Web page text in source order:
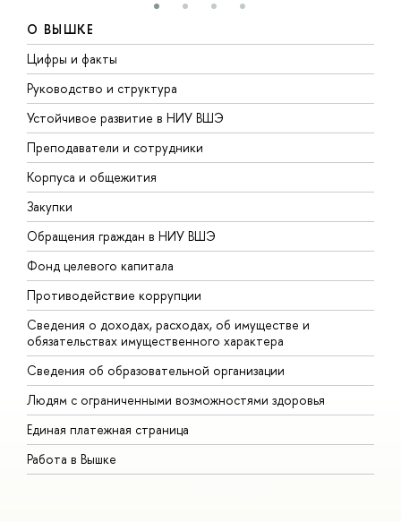
О ВЫШКЕ
Цифры и факты
Руководство и структура
Устойчивое развитие в НИУ ВШЭ
Преподаватели и сотрудники
Корпуса и общежития
Закупки
Обращения граждан в НИУ ВШЭ
Фонд целевого капитала
Противодействие коррупции
Сведения о доходах, расходах, об имуществе и
обязательствах имущественного характера
Сведения об образовательной организации
Людям с ограниченными возможностями здоровья
Единая платежная страница
Работа в Вышке